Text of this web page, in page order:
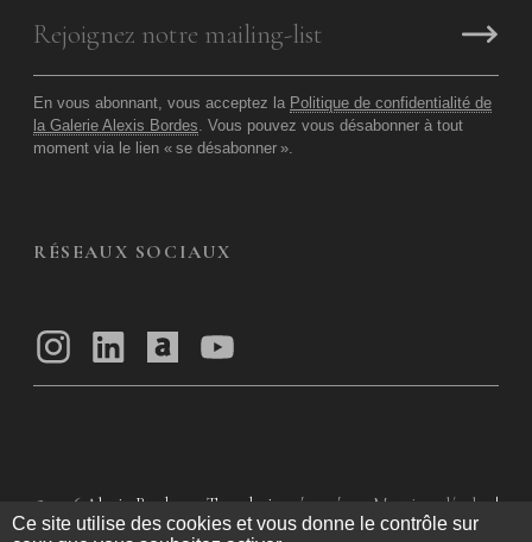
En vous abonnant, vous acceptez la Politique de confidentialité de
la Galerie Alexis Bordes. Vous pouvez vous désabonner à tout
moment via le lien « se désabonner ».
RÉSEAUX SOCIAUX
© 2026 Alexis Bordes — Tous droits réservés Mentions légales
|
Politique de confidentialité |Conditions Générales d’utilisation
Ce site utilise des cookies et vous donne le contrôle sur